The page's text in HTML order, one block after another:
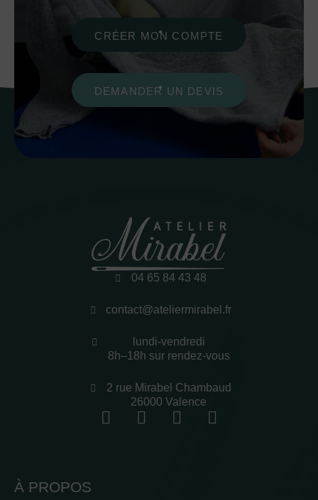
CRÉER MON COMPTE
DEMANDER UN DEVIS
04 65 84 43 48
contact@ateliermirabel.fr
lundi-vendredi
8h–18h sur rendez-vous
2 rue Mirabel Chambaud
26000 Valence
À PROPOS